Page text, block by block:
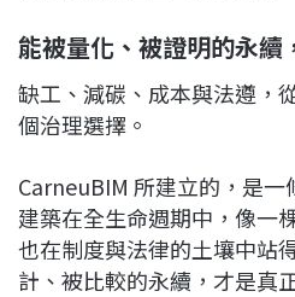
能被量化、被證明的永續
缺工、減碳、成本與法遵，
個治理選擇。
CarneuBIM 所建立的，是
建築在全生命週期中，像一
也在制度與法律的土壤中站
計、被比較的永續，才是真